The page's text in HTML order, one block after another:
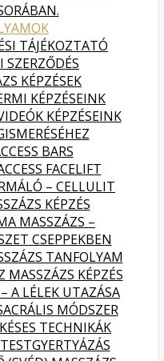
TÁJÉKOZTATÓ
SZERZŐDÉS
KÉPZÉSEK
KÉPZÉSEINK
KÉPZÉSEINK
BARS
FACELIFT
– CELLULIT
KÉPZÉS
MASSZÁZS –
CSEPPEKBEN
TANFOLYAM
MASSZÁZS KÉPZÉS
A LÉLEK UTAZÁSA
MÓDSZER
TECHNIKÁK